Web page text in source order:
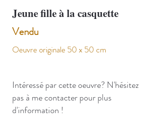
Jeune fille à la casquette
Vendu
Oeuvre originale 50 x 50 cm
Intéressé par cette oeuvre? N'hésitez
pas à me contacter pour plus
d'information !